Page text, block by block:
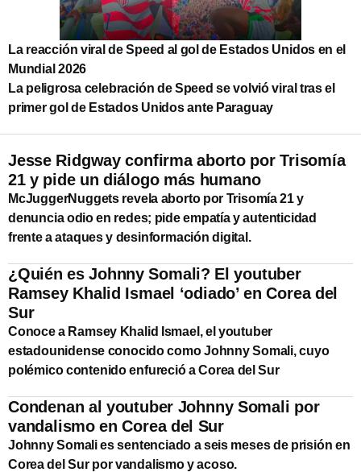
La reacción viral de Speed al gol de Estados Unidos en el
Mundial 2026
La peligrosa celebración de Speed se volvió viral tras el
primer gol de Estados Unidos ante Paraguay
Jesse Ridgway confirma aborto por Trisomía
21 y pide un diálogo más humano
McJuggerNuggets revela aborto por Trisomía 21 y
denuncia odio en redes; pide empatía y autenticidad
frente a ataques y desinformación digital.
¿Quién es Johnny Somali? El youtuber
Ramsey Khalid Ismael ‘odiado’ en Corea del
Sur
Conoce a Ramsey Khalid Ismael, el youtuber
estadounidense conocido como Johnny Somali, cuyo
polémico contenido enfureció a Corea del Sur
Condenan al youtuber Johnny Somali por
vandalismo en Corea del Sur
Johnny Somali es sentenciado a seis meses de prisión en
Corea del Sur por vandalismo y acoso.